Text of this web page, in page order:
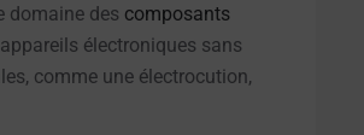
domaine des composants
électroniques sans
comme une électrocution,